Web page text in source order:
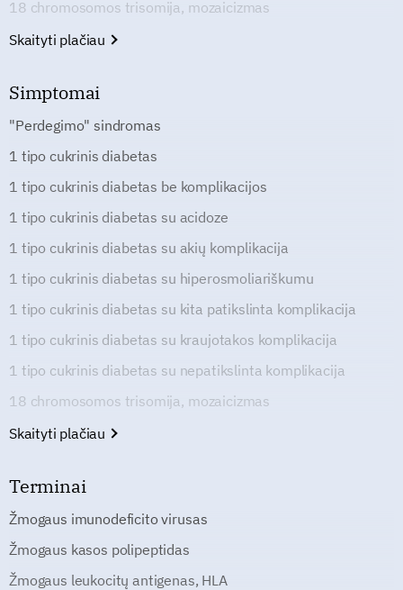
18 chromosomos trisomija, mozaicizmas
Skaityti plačiau
Simptomai
"Perdegimo" sindromas
1 tipo cukrinis diabetas
1 tipo cukrinis diabetas be komplikacijos
1 tipo cukrinis diabetas su acidoze
1 tipo cukrinis diabetas su akių komplikacija
1 tipo cukrinis diabetas su hiperosmoliariškumu
1 tipo cukrinis diabetas su kita patikslinta komplikacija
1 tipo cukrinis diabetas su kraujotakos komplikacija
1 tipo cukrinis diabetas su nepatikslinta komplikacija
18 chromosomos trisomija, mozaicizmas
Skaityti plačiau
Terminai
Žmogaus imunodeficito virusas
Žmogaus kasos polipeptidas
Žmogaus leukocitų antigenas, HLA